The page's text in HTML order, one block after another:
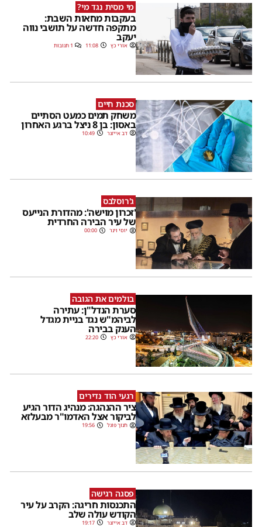
מי מסית נגד מי?
בעקבות מחאות השבת:
מתקפה חדשה על תושבי נווה
יעקב
אורי כץ 11:08 1 תגובות
סכנת חיים
משחק תמים כמעט הסתיים
באסון: בן 8 ניצל ברגע האחרון
דב אייזנר 10:49
ג'רוסלבס
'זכרון מוישה': מהדורת הנייעס
של עיר הבירה החרדית
יוסי וינר 00:00
בולמים את הגובה
סערת הנדל"ן: עתירה
לביהמ"ש נגד בניית מגדל
הענק בבירה
אורי כץ 22:20
רגעי הוד נדירים
ציר ההנהגה: מנהיג הדור הגיע
לביקור אצל האדמו"ר מבעלזא
חנוך פוגל 19:56
פסגה רגישה
התכנסות חריגה: הקרב על עיר
הקודש עולה שלב
דב אייזנר 19:17